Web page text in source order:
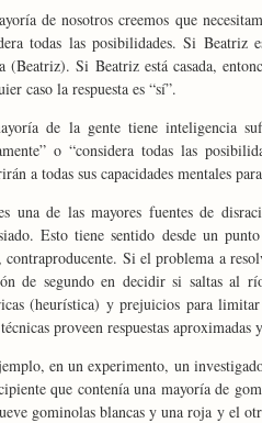
de nosotros creemos que
todas las posibilidades. Si Beatriz
(Beatriz). Si Beatriz está casada,
caso la respuesta es “sí”.
de la gente tiene inteligencia
o “considera todas las
a todas sus capacidades mentales
una de las mayores fuentes de
Esto tiene sentido desde un
contraproducente. Si el problema a
de segundo en decidir si saltas al
(heurística) y prejuicios para
proveen respuestas
en un experimento, un
que contenía una mayoría de
gominolas blancas y una roja y el